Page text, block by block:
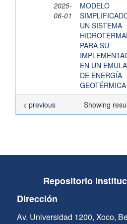
2025-
06-01
MODELO
UN SISTEMA
PARA SU
EN UN
DE ENERGÍA
GEOTÉRMICA
Showing
< previous
Repositorio
Dirección
Av. Universidad 1200, Xoco,